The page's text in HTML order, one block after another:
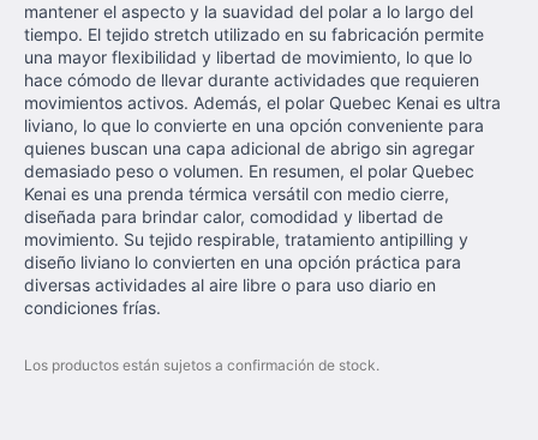
mantener el aspecto y la suavidad del polar a lo largo del
tiempo. El tejido stretch utilizado en su fabricación permite
una mayor flexibilidad y libertad de movimiento, lo que lo
hace cómodo de llevar durante actividades que requieren
movimientos activos. Además, el polar Quebec Kenai es ultra
liviano, lo que lo convierte en una opción conveniente para
quienes buscan una capa adicional de abrigo sin agregar
demasiado peso o volumen. En resumen, el polar Quebec
Kenai es una prenda térmica versátil con medio cierre,
diseñada para brindar calor, comodidad y libertad de
movimiento. Su tejido respirable, tratamiento antipilling y
diseño liviano lo convierten en una opción práctica para
diversas actividades al aire libre o para uso diario en
condiciones frías.
Los productos están sujetos a confirmación de stock.